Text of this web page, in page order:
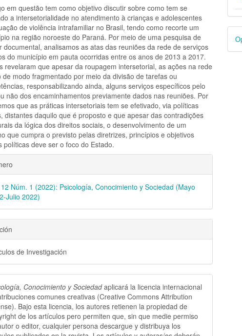
em questão tem como objetivo discutir sobre como tem se
a intersetorialidade no atendimento à crianças e adolescentes
de violência intrafamiliar no Brasil, tendo como recorte um
na região noroeste do Paraná. Por meio de uma pesquisa de
documental, analisamos as atas das reuniões da rede de serviços
do município em pauta ocorridas entre os anos de 2013 a 2017.
revelaram que apesar da roupagem intersetorial, as ações na rede
de modo fragmentado por meio da divisão de tarefas ou
responsabilizando ainda, alguns serviços específicos pelo
não dos encaminhamentos previamente dados nas reuniões. Por
que as práticas intersetoriais tem se efetivado, via políticas
distantes daquilo que é proposto e que apesar das contradições
da lógica dos direitos sociais, o desenvolvimento de um
que cumpra o previsto pelas diretrizes, princípios e objetivos
políticas deve ser o foco do Estado.
12 Núm. 1 (2022): Psicología, Conocimiento y Sociedad (Mayo
Julio 2022)
de Investigación
Conocimiento y Sociedadaplicará la licencia internacional
comunes creativas (Creative Commons Attribution
Bajo esta licencia, los autores retienen la propiedad de
de los artículos pero permiten que, sin que medie permiso
o editor, cualquier persona descargue y distribuya los